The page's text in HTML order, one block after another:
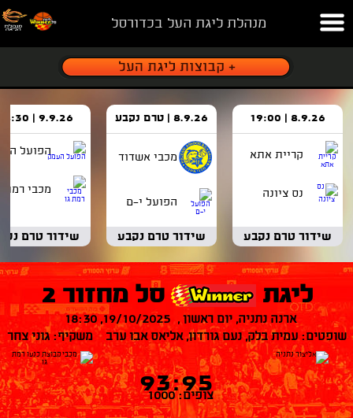
מנהלת ליגת העל בכדורסל
8.9.26 | 19:00
קריית אתא
נס ציונה
שידור טרם נקבע
8.9.26 | טרם נקבע
מכבי אשדוד
הפועל י-ם
שידור טרם נקבע
9.9.26 | 18:30
הפועל
מכבי רמת
שידור טרם
ליגת סל מחזור 2
ארנה נתניה, יום ראשון , 19/10/2025, 18:30
שופטים: עמית בלק, נעם גורדון, אליאס אבו ערב משקיף: גוני צחר
93:95
צופים: 1000